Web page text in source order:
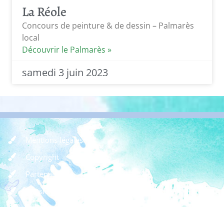
La Réole
Concours de peinture & de dessin – Palmarès
local
Découvrir le Palmarès »
samedi 3 juin 2023
Mentions légales
Copyright
Partenaires
Dossier de presse